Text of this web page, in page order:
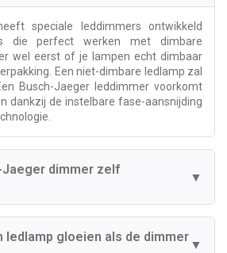
speciale leddimmers ontwikkeld
die perfect werken met dimbare
wel eerst of je lampen echt dimbaar
Een niet-dimbare ledlamp zal
Busch-Jaeger leddimmer voorkomt
dankzij de instelbare fase-aansnijding
Jaeger dimmer zelf
▼
ledlamp gloeien als de dimmer ▼